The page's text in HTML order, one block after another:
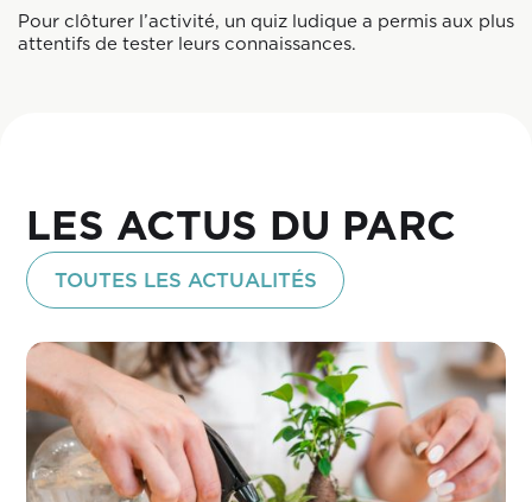
Pour clôturer l’activité, un quiz ludique a permis aux plus
attentifs de tester leurs connaissances.
LES ACTUS DU PARC
TOUTES LES ACTUALITÉS